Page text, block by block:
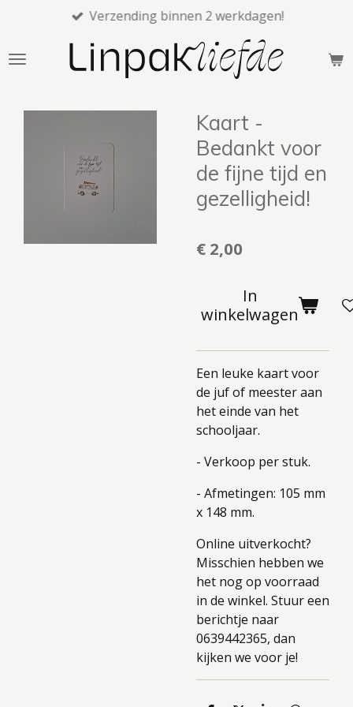
naar
Verzending binnen 2 werkdagen!
Kaart -
Bedankt voor
de fijne tijd en
gezelligheid!
€ 2,00
In
winkelwagen
Een leuke kaart voor
de juf of meester aan
het einde van het
schooljaar.
- Verkoop per stuk.
- Afmetingen: 105 mm
x 148 mm.
Online uitverkocht?
Misschien hebben we
het nog op voorraad
in de winkel. Stuur een
berichtje naar
0639442365, dan
kijken we voor je!